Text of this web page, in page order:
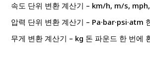
속도 단위 변환 계산기 – km/h, m/s,
압력 단위 변환 계산기 – Pa·bar·psi·atm
무게 변환 계산기 – kg 돈 파운드 한 번에